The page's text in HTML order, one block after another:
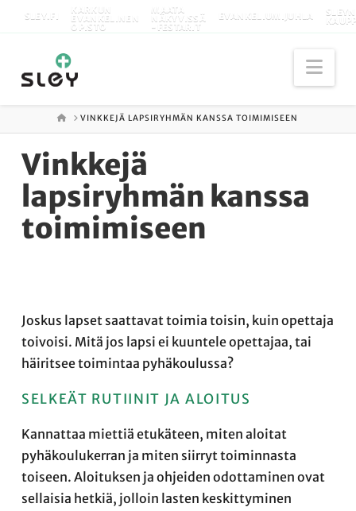
SLEY.FI
KARKUN
EVANKELINEN
OPISTO
MAATA
NÄKYVISSÄ
-FESTARIT
EVANKELIUMIJUHLA SLEYN
ETUSIVU
VINKKEJÄ LAPSIRYHMÄN KANSSA TOIMIMISEEN
Vinkkejä
lapsiryhmän kanssa
toimimiseen
Joskus lapset saattavat toimia toisin, kuin opettaja
toivoisi. Mitä jos lapsi ei kuuntele opettajaa, tai
häiritsee toimintaa pyhäkoulussa?
SELKEÄT RUTIINIT JA ALOITUS
Kannattaa miettiä etukäteen, miten aloitat
pyhäkoulukerran ja miten siirryt toiminnasta
toiseen. Aloituksen ja ohjeiden odottaminen ovat
sellaisia hetkiä, jolloin lasten keskittyminen